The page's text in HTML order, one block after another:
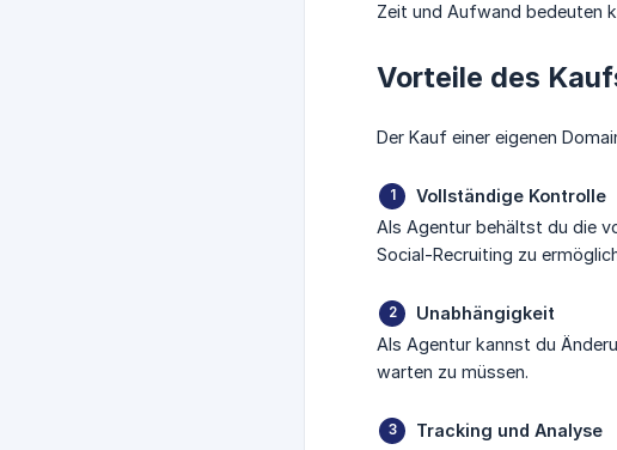
Zeit und Aufwand bedeuten
Vorteile des
Der Kauf einer eigenen
Vollständige Kontrolle
Als Agentur behältst du die
Social-Recruiting zu
Unabhängigkeit
Als Agentur kannst du
warten zu müssen.
Tracking und Analyse